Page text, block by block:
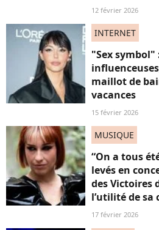
12 février 2026
INTERNET
"Sex
maillot de
vacances
15 février 2026
MUSIQUE
“On a tous
levés en
des Victoires
l’utilité de sa
17 février 2026